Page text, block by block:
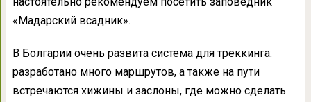
«Мадарский всадник».
В Болгарии очень развита система для треккинга:
разработано много маршрутов, а также на пути
встречаются хижины и заслоны, где можно сделать